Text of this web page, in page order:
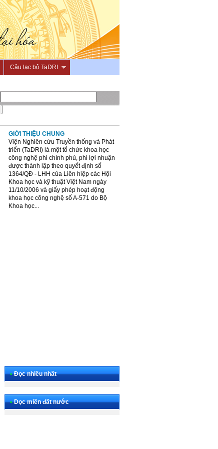
Câu lạc bộ TaDRI
GIỚI THIỆU CHUNG
Viện Nghiên cứu Truyền thống và Phát
triển (TaDRI) là một tổ chức khoa học
công nghệ phi chính phủ, phi lợi nhuận
được thành lập theo quyết định số
1364/QĐ - LHH của Liên hiệp các Hội
Khoa học và kỹ thuật Việt Nam ngày
11/10/2006 và giấy phép hoạt động
khoa học công nghệ số A-571 do Bộ
Khoa học...
• Đọc nhiều nhất
• Dọc miền đất nước